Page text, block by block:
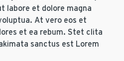
labore et dolore magna
At vero eos et
et ea rebum. Stet clita
sanctus est Lorem